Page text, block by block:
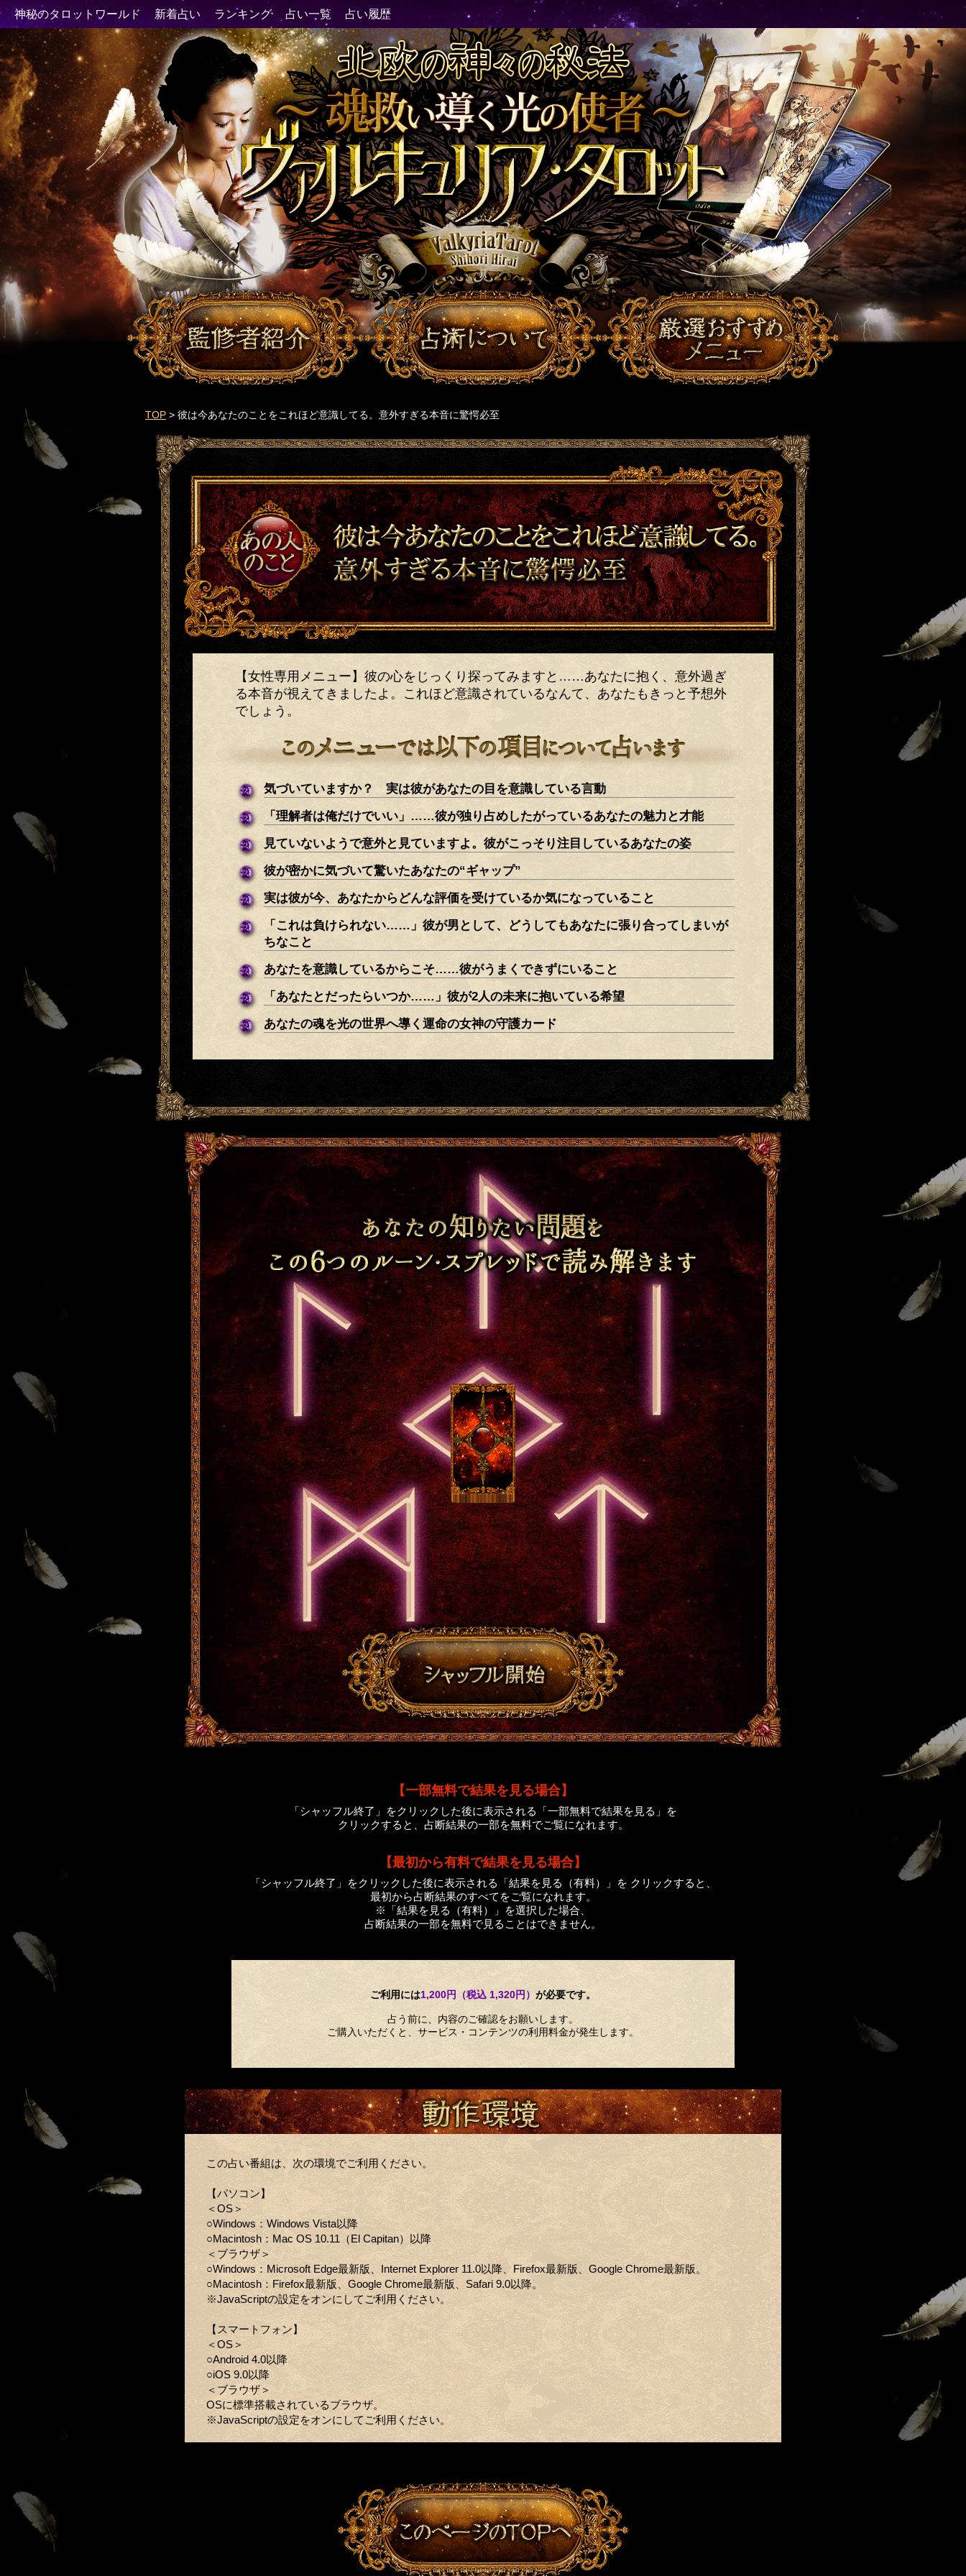
TOP > 彼は今あなたのことをこれほど意識してる。意外すぎる本音に驚愕必至
【女性専用メニュー】彼の心をじっくり探ってみますと……あなたに抱く、意外過ぎ
る本音が視えてきましたよ。これほど意識されているなんて、あなたもきっと予想外
でしょう。
気づいていますか？ 実は彼があなたの目を意識している言動
「理解者は俺だけでいい」……彼が独り占めしたがっているあなたの魅力と才能
見ていないようで意外と見ていますよ。彼がこっそり注目しているあなたの姿
彼が密かに気づいて驚いたあなたの“ギャップ”
実は彼が今、あなたからどんな評価を受けているか気になっていること
「これは負けられない……」彼が男として、どうしてもあなたに張り合ってしまいが
ちなこと
あなたを意識しているからこそ……彼がうまくできずにいること
「あなたとだったらいつか……」彼が2人の未来に抱いている希望
あなたの魂を光の世界へ導く運命の女神の守護カード
【一部無料で結果を見る場合】
「シャッフル終了」をクリックした後に表示される「一部無料で結果を見る」を
クリックすると、占断結果の一部を無料でご覧になれます。
【最初から有料で結果を見る場合】
「シャッフル終了」をクリックした後に表示される「結果を見る（有料）」を クリックすると、
最初から占断結果のすべてをご覧になれます。
※「結果を見る（有料）」を選択した場合、
占断結果の一部を無料で見ることはできません。
ご利用には1,200円（税込 1,320円） が必要です。
占う前に、内容のご確認をお願いします。
ご購入いただくと、サービス・コンテンツの利用料金が発生します。
この占い番組は、次の環境でご利用ください。
【パソコン】
＜OS＞
○Windows：Windows Vista以降
○Macintosh：Mac OS 10.11（El Capitan）以降
＜ブラウザ＞
○Windows：Microsoft Edge最新版、Internet Explorer 11.0以降、Firefox最新版、Google Chrome最新版。
○Macintosh：Firefox最新版、Google Chrome最新版、Safari 9.0以降。
※JavaScriptの設定をオンにしてご利用ください。
【スマートフォン】
＜OS＞
○Android 4.0以降
○iOS 9.0以降
＜ブラウザ＞
OSに標準搭載されているブラウザ。
※JavaScriptの設定をオンにしてご利用ください。